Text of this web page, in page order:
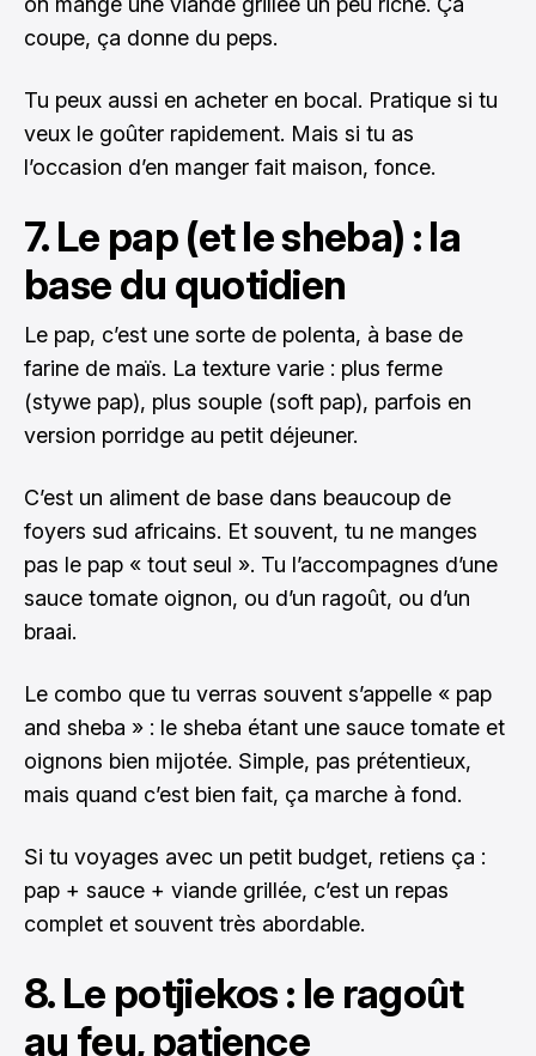
coupe, ça donne du peps.
Tu peux aussi en acheter en bocal. Pratique si tu
veux le goûter rapidement. Mais si tu as
l’occasion d’en manger fait maison, fonce.
7. Le pap (et le sheba) : la
base du quotidien
Le pap, c’est une sorte de polenta, à base de
farine de maïs. La texture varie : plus ferme
(stywe pap), plus souple (soft pap), parfois en
version porridge au petit déjeuner.
C’est un aliment de base dans beaucoup de
foyers sud africains. Et souvent, tu ne manges
pas le pap « tout seul ». Tu l’accompagnes d’une
sauce tomate oignon, ou d’un ragoût, ou d’un
braai.
Le combo que tu verras souvent s’appelle « pap
and sheba » : le sheba étant une sauce tomate et
oignons bien mijotée. Simple, pas prétentieux,
mais quand c’est bien fait, ça marche à fond.
Si tu voyages avec un petit budget, retiens ça :
pap + sauce + viande grillée, c’est un repas
complet et souvent très abordable.
8. Le potjiekos : le ragoût
au feu, patience